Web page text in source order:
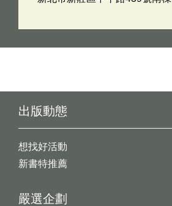
出版動態
想找好活動
新書特推薦
嚴選企劃